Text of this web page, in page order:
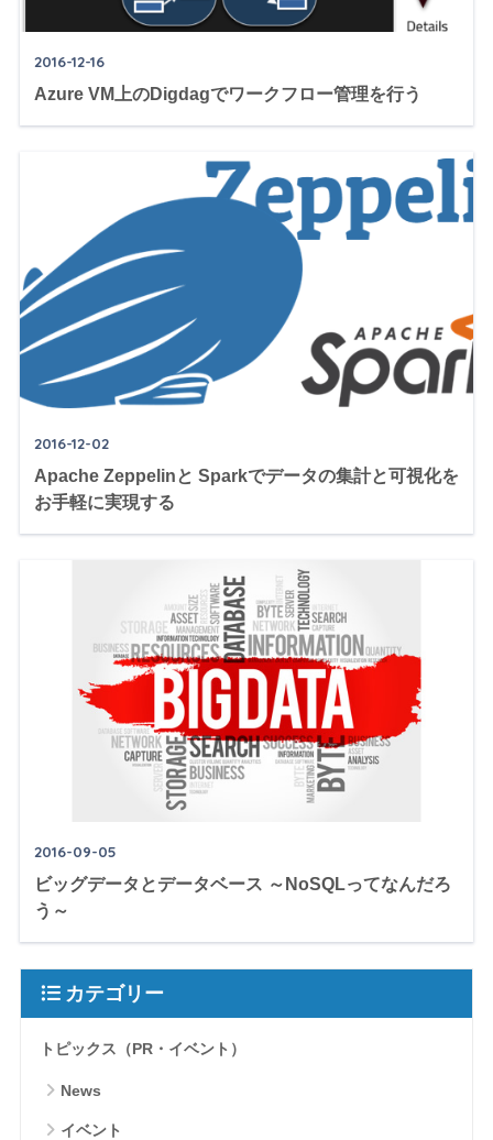
2016-12-16
Azure VM上のDigdagでワークフロー管理を行う
2016-12-02
Apache Zeppelinと Sparkでデータの集計と可視化を
お手軽に実現する
2016-09-05
ビッグデータとデータベース ～NoSQLってなんだろ
う～
カテゴリー
トピックス（PR・イベント）
News
イベント